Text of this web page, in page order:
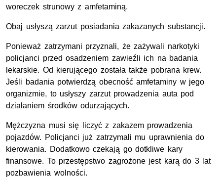
woreczek strunowy z amfetaminą.
Obaj usłyszą zarzut posiadania zakazanych substancji.
Ponieważ zatrzymani przyznali, że zażywali narkotyki
policjanci przed osadzeniem zawieźli ich na badania
lekarskie. Od kierującego została także pobrana krew.
Jeśli badania potwierdzą obecność amfetaminy w jego
organizmie, to usłyszy zarzut prowadzenia auta pod
działaniem środków odurzających.
Mężczyzna musi się liczyć z zakazem prowadzenia
pojazdów. Policjanci już zatrzymali mu uprawnienia do
kierowania. Dodatkowo czekają go dotkliwe kary
finansowe. To przestępstwo zagrożone jest karą do 3 lat
pozbawienia wolności.